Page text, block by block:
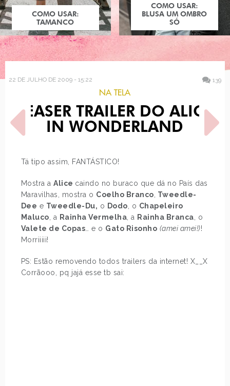
COMO USAR:
TAMANCO
COMO USAR:
BLUSA UM OMBRO
SÓ
22 DE JULHO DE 2009 - 15:22 139
NA TELA
TEASER TRAILER DO ALICE
IN WONDERLAND
Tá tipo assim, FANTÁSTICO!
Mostra aAlice caindo no buraco que dá no País das
Maravilhas, mostra o Coelho Branco Tweedle-
Dee e Tweedle-Du, o Dodo , o Chapeleiro
Maluco , a Rainha Vermelha , a Rainha Branca , o
Valete de Copas … e o Gato Risonho (amei amei!)!
Morriiiii!
PS: Estão removendo todos trailers da internet! X__X
Corrãooo, pq jajá esse tb sai:
ESMALTE VERDE CLARO
PULLIP HELLO KITTY